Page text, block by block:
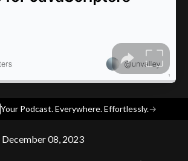
Your Podcast. Everywhere. Effortlessly.→
December 08, 2023